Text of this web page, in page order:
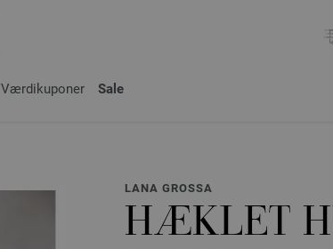
Værdikuponer Sale
LANA GROSSA
HÆKLET